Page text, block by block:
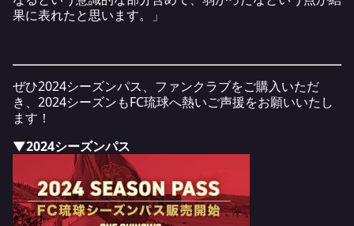
果に表れたと思います。」
ぜひ2024シーズンパス、ファンクラブをご購入いただ
き、2024シーズンもFC琉球へ熱いご声援をお願いいたし
ます！
▼2024シーズンパス